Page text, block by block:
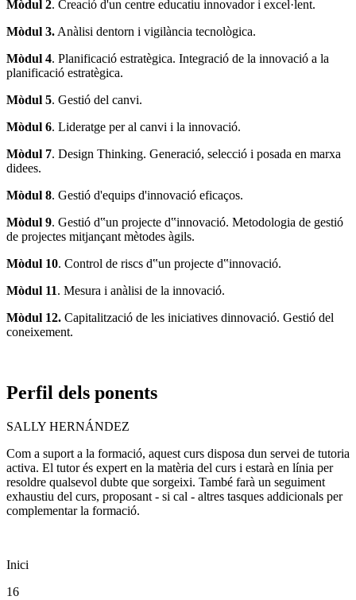
Mòdul 2. Creació d'un centre educatiu innovador i excel·lent.
Mòdul 3. Anàlisi dentorn i vigilància tecnològica.
Mòdul 4. Planificació estratègica. Integració de la innovació a la
planificació estratègica.
Mòdul 5. Gestió del canvi.
Mòdul 6. Lideratge per al canvi i la innovació.
Mòdul 7. Design Thinking. Generació, selecció i posada en marxa
didees.
Mòdul 8. Gestió d'equips d'innovació eficaços.
Mòdul 9. Gestió d‟un projecte d‟innovació. Metodologia de gestió
de projectes mitjançant mètodes àgils.
Mòdul 10. Control de riscs d‟un projecte d‟innovació.
Mòdul 11. Mesura i anàlisi de la innovació.
Mòdul 12. Capitalització de les iniciatives dinnovació. Gestió del
coneixement.
Perfil dels ponents
SALLY HERNÁNDEZ
Com a suport a la formació, aquest curs disposa dun servei de tutoria
activa. El tutor és expert en la matèria del curs i estarà en línia per
resoldre qualsevol dubte que sorgeixi. També farà un seguiment
exhaustiu del curs, proposant - si cal - altres tasques addicionals per
complementar la formació.
Inici
16